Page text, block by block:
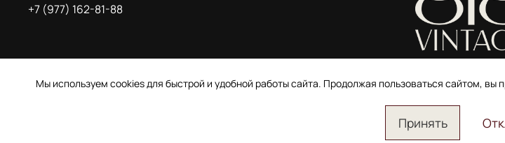
+7 (977) 162-81-88
Пользовательское
Мы используем cookies для быстрой и удобной работы сайта. Продолжая пользоваться сайтом, вы
Принять